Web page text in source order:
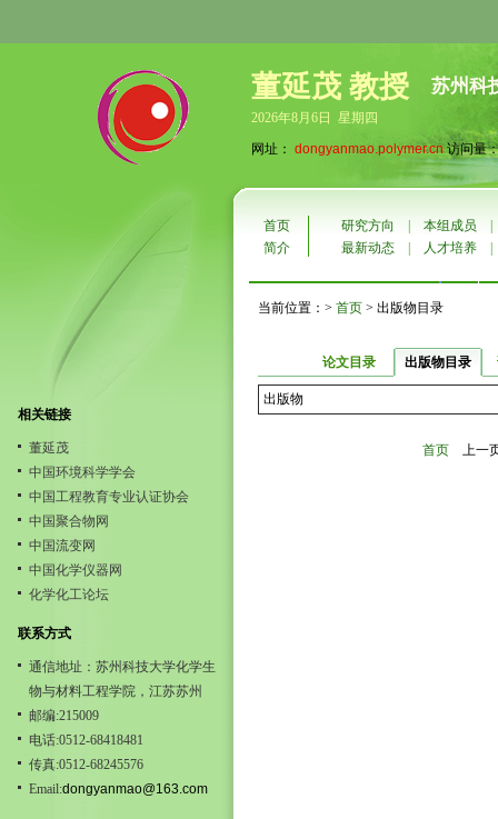
董延茂 教授 苏州科
2026年8月6日 星期四
网址： dongyanmao.polymer.cn访问量
相关链接
董延茂
中国环境科学学会
中国工程教育专业认证协会
中国聚合物网
中国流变网
中国化学仪器网
化学化工论坛
联系方式
通信地址：苏州科技大学化学生
物与材料工程学院，江苏苏州
邮编:215009
电话:0512-68418481
传真:0512-68245576
Email:dongyanmao@163.com
首页 研究方向 本组成员
简介
最新动态 人才培养
当前位置：> 首页 > 出版物目录
论文目录 出版物目录
出版物
首页 上一